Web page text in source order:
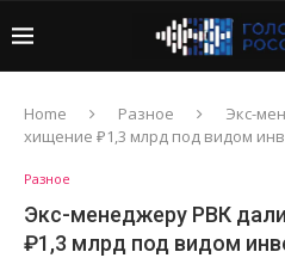
Home Разное
Экс-
хищение ₽1,3 млрд под видом
Разное
Экс-менеджеру РВК
₽1,3 млрд под видом